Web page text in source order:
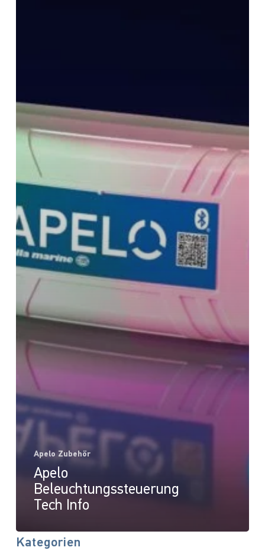
Apelo Zubehör
Apelo
Beleuchtungssteuerung
Tech Info
Kategorien